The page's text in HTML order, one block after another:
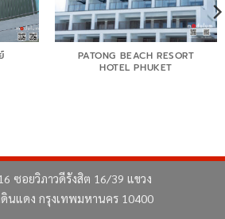
PATONG BEACH RESORT
HOTEL PHUKET
ซอยวิภาวดีรังสิต 16/39 แขวง
ดินแดง กรุงเทพมหานคร 10400